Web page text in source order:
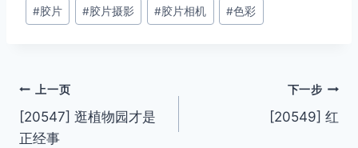
标
#胶片 #胶片摄影 #胶片相机 #色彩
文
章
上一页
[20547] 逛植物园才是
正经事
下一步
[20549] 红